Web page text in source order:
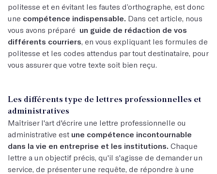
politesse et en évitant les fautes d’orthographe, est donc
une compétence indispensable. Dans cet article, nous
vous avons préparé un guide de rédaction de vos
différents courriers, en vous expliquant les formules de
politesse et les codes attendus par tout destinataire, pour
vous assurer que votre texte soit bien reçu.
Les différents type de lettres professionnelles et
administratives
Maîtriser l'art d'écrire une lettre professionnelle ou
administrative est une compétence incontournable
dans la vie en entreprise et les institutions. Chaque
lettre a un objectif précis, qu'il s'agisse de demander un
service, de présenter une requête, de répondre à une